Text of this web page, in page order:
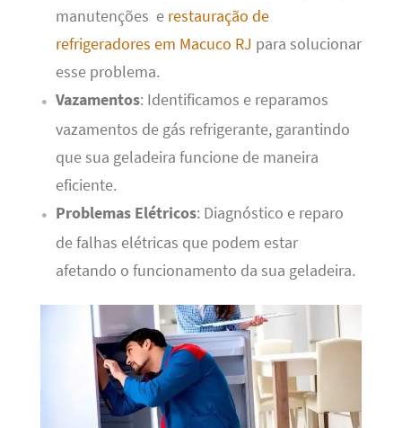
manutenções e restauração de
refrigeradores em Macuco RJ para solucionar
esse problema.
Vazamentos: Identificamos e reparamos
vazamentos de gás refrigerante, garantindo
que sua geladeira funcione de maneira
eficiente.
Problemas Elétricos: Diagnóstico e reparo
de falhas elétricas que podem estar
afetando o funcionamento da sua geladeira.